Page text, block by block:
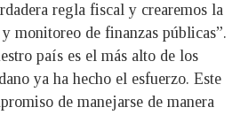
regla fiscal y crearemos la
monitoreo de finanzas públicas”.
país es el más alto de los
ya ha hecho el esfuerzo. Este
de manejarse de manera